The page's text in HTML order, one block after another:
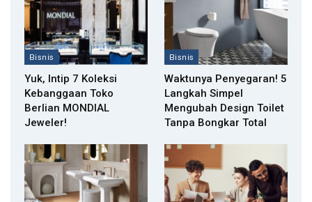
Bisnis
Yuk, Intip 7 Koleksi
Kebanggaan Toko
Berlian MONDIAL
Jeweler!
Bisnis
Waktunya Penyegaran! 5
Langkah Simpel
Mengubah Design Toilet
Tanpa Bongkar Total